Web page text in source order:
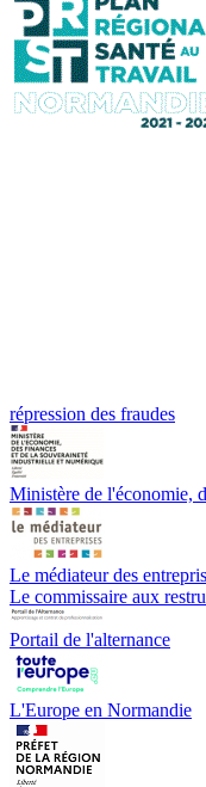
répression des fraudes
Ministère de l'économie,
Le médiateur des
Le commissaire aux
Portail de l'alternance
L'Europe en Normandie